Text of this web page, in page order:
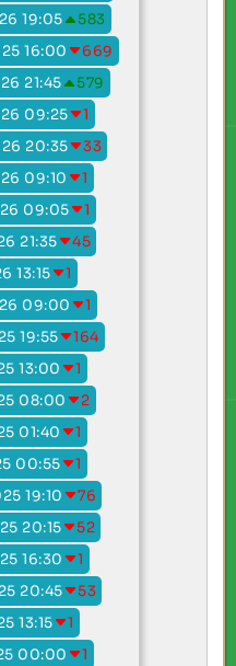
19:05
583
16:00
669
21:45
579
09:25
1
20:35
33
09:10
1
09:05
1
21:35
45
13:15
1
09:00
1
19:55
164
13:00
1
08:00
2
01:40
1
00:55
1
19:10
76
20:15
52
16:30
1
20:45
53
13:15
1
00:00
1